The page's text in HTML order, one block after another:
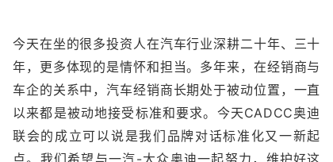
今天在坐的很多投资人在汽车行业深耕二十年、三十
年，更多体现的是情怀和担当。多年来，在经销商与
车企的关系中，汽车经销商长期处于被动位置，一直
以来都是被动地接受标准和要求。今天CADCC奥迪
联会的成立可以说是我们品牌对话标准化又一新起